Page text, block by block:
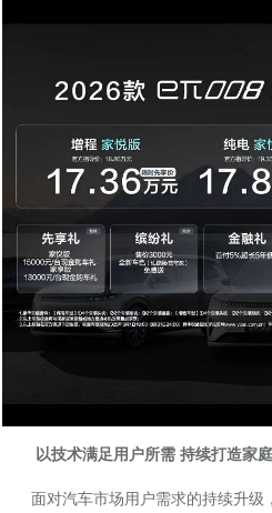
以技术满足用户所需 持续打造家庭
面对汽车市场用户需求的持续升级